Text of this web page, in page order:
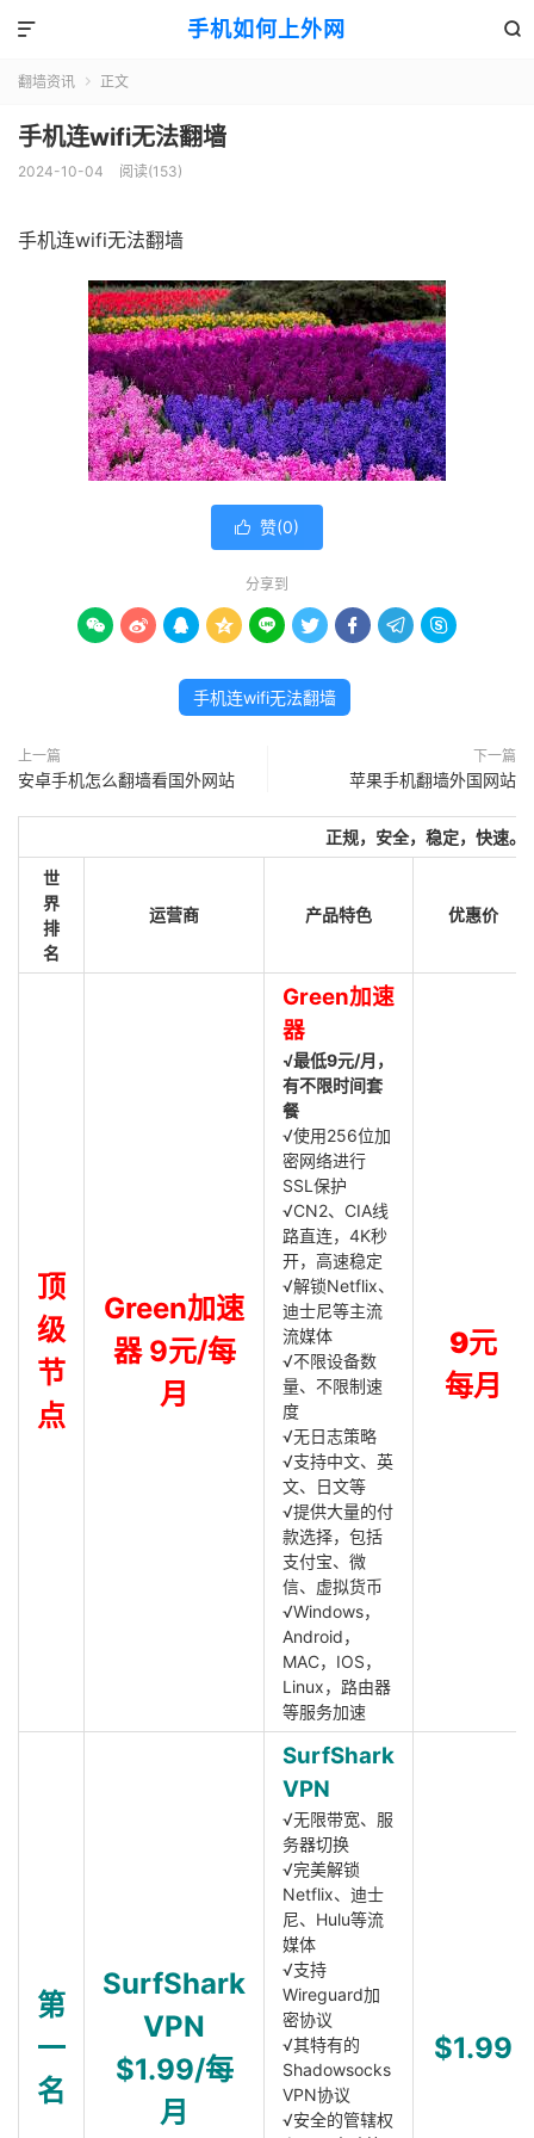
手机如何上外网 

翻墙资讯  正文
手机连wifi无法翻墙
2024-10-04 阅读(153)
手机连wifi无法翻墙
 赞(0)
分享到
        
手机连wifi无法翻墙
上一篇
安卓手机怎么翻墙看国外网站
下一篇
苹果手机翻墙外国网站
正规，安全，稳定，快速。
世
界
排
名
运营商 产品特色 优惠价
顶
级
节
点
Green加速
器 9元/每
月
Green加速
器
√最低9元/月，
有不限时间套
餐
√使用256位加
密网络进行
SSL保护
√CN2、CIA线
路直连，4K秒
开，高速稳定
√解锁Netflix、
迪士尼等主流
流媒体
√不限设备数
量、不限制速
度
√无日志策略
√支持中文、英
文、日文等
√提供大量的付
款选择，包括
支付宝、微
信、虚拟货币
√Windows，
Android，
MAC，IOS，
Linux，路由器
等服务加速
9元
每月
第
一
名
SurfShark
VPN
$1.99/每
月
SurfShark
VPN
√无限带宽、服
务器切换
√完美解锁
Netflix、迪士
尼、Hulu等流
媒体
√支持
Wireguard加
密协议
√其特有的
Shadowsocks
VPN协议
√安全的管辖权
$1.99